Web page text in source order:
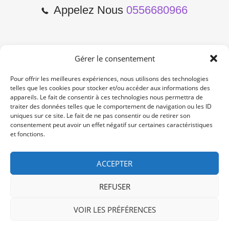
Gérer le consentement
Pour offrir les meilleures expériences, nous utilisons des technologies
telles que les cookies pour stocker et/ou accéder aux informations des
appareils. Le fait de consentir à ces technologies nous permettra de
traiter des données telles que le comportement de navigation ou les ID
uniques sur ce site. Le fait de ne pas consentir ou de retirer son
consentement peut avoir un effet négatif sur certaines caractéristiques
et fonctions.
ACCEPTER
REFUSER
VOIR LES PRÉFÉRENCES
Appelez Nous 0556680966
2 Cours de l'Yser 33800
Bordeaux
Lun-Samedi: 10:00 -19:00
Non Stop
/ /